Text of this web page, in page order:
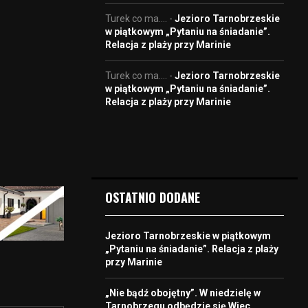
Turek co ma.... - Jezioro Tarnobrzeskie
w piątkowym „Pytaniu na śniadanie”.
Relacja z plaży przy Marinie
Turek co ma.... - Jezioro Tarnobrzeskie
w piątkowym „Pytaniu na śniadanie”.
Relacja z plaży przy Marinie
OSTATNIO DODANE
Jezioro Tarnobrzeskie w piątkowym
„Pytaniu na śniadanie”. Relacja z plaży
przy Marinie
„Nie bądź obojętny”. W niedzielę w
Tarnobrzegu odbędzie się Wiec